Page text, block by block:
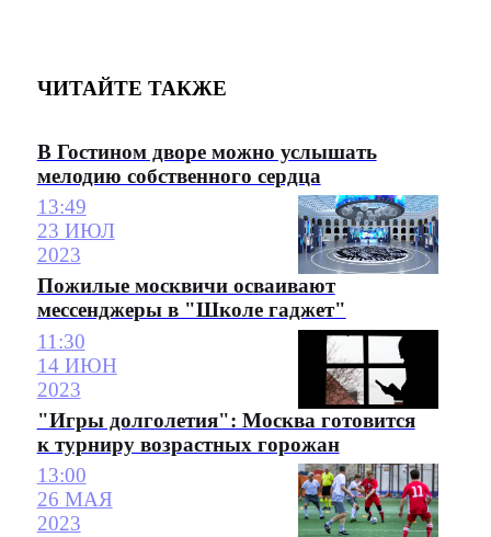
ЧИТАЙТЕ ТАКЖЕ
В Гостином дворе можно услышать
мелодию собственного сердца
13:49
23 ИЮЛ
2023
Пожилые москвичи осваивают
мессенджеры в "Школе гаджет"
11:30
14 ИЮН
2023
"Игры долголетия": Москва готовится
к турниру возрастных горожан
13:00
26 МАЯ
2023